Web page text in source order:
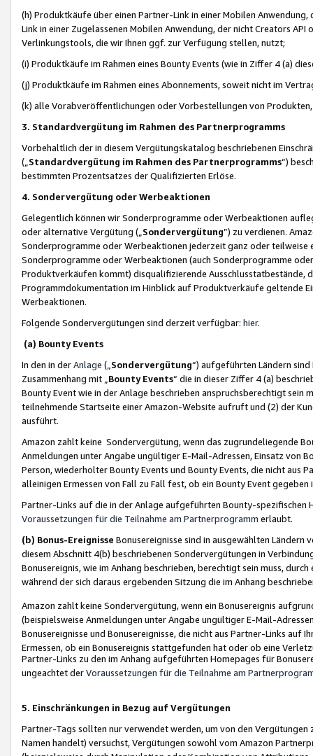
(h) Produktkäufe über einen Partner-Link in einer Mobilen
Link in einer Zugelassenen Mobilen Anwendung, der nicht Creators
Verlinkungstools, die wir Ihnen ggf. zur Verfügung stellen, nutzt;
(i) Produktkäufe im Rahmen eines Bounty Events (wie in Ziffer 4 (a)
(j) Produktkäufe im Rahmen eines Abonnements, soweit nicht im
(k) alle Vorabveröffentlichungen oder Vorbestellungen von
3. Standardvergütung im Rahmen des Partnerprogramms
Vorbehaltlich der in diesem Vergütungskatalog beschriebenen
(„ Standardvergütung im Rahmen des Partnerprogramms“)
bestimmten Prozentsatzes der Qualifizierten Erlöse.
4. Sondervergütung oder Werbeaktionen
Gelegentlich können wir Sonderprogramme oder Werbeaktionen
oder alternative Vergütung („ Sondervergütung”) zu verdienen.
Sonderprogramme oder Werbeaktionen jederzeit ganz oder
Sonderprogramme oder Werbeaktionen (auch Sonderprogramme
Produktverkäufen kommt) disqualifizierende Ausschlusstatbestände,
Programmdokumentation im Hinblick auf Produktverkäufe geltende
Werbeaktionen.
Folgende Sondervergütungen sind derzeit verfügbar: hier.
(a) Bounty Events
In den in derAnlage („ Sondervergütung“) aufgeführten Ländern
Zusammenhang mit „ Bounty Events“ die in dieser Ziffer 4 (a)
Bounty Event wie in der Anlage beschrieben anspruchsberechtigt sein
teilnehmende Startseite einer Amazon-Website aufruft und (2) der
ausführt.
Amazon zahlt keine Sondervergütung, wenn das zugrundeliegende
Anmeldungen unter Angabe ungültiger E-Mail-Adressen, Einsatz von
Person, wiederholter Bounty Events und Bounty Events, die nicht
alleinigen Ermessen von Fall zu Fall fest, ob ein Bounty Event
Partner-Links auf die in der Anlage aufgeführten Bounty-spezifischen
Voraussetzungen für die Teilnahme am Partnerprogramm erlaubt.
(b) Bonus-Ereignisse Bonusereignisse sind in ausgewählten Ländern
diesem Abschnitt 4(b) beschriebenen Sondervergütungen in
Bonusereignis, wie im Anhang beschrieben, berechtigt sein muss,
während der sich daraus ergebenden Sitzung die im Anhang
Amazon zahlt keine Sondervergütung, wenn ein Bonusereignis
(beispielsweise Anmeldungen unter Angabe ungültiger E-Mail-
Bonusereignisse und Bonusereignisse, die nicht aus Partner-Links auf
Ermessen, ob ein Bonusereignis stattgefunden hat oder ob eine
Partner-Links zu den im Anhang aufgeführten Homepages für
ungeachtet derVoraussetzungen für die Teilnahme am
5. Einschränkungen in Bezug auf Vergütungen
Partner-Tags sollten nur verwendet werden, um von den
Namen handelt) versuchst, Vergütungen sowohl vom Amazon